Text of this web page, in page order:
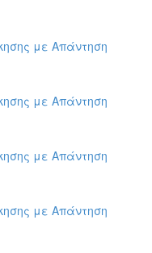
με Απάντηση
με Απάντηση
με Απάντηση
με Απάντηση